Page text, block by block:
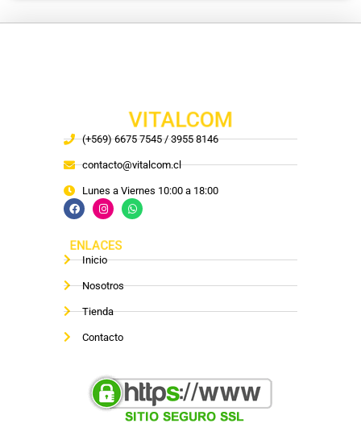
VITALCOM
(+569) 6675 7545 / 3955 8146
contacto@vitalcom.cl
Lunes a Viernes 10:00 a 18:00
ENLACES
Inicio
Nosotros
Tienda
Contacto